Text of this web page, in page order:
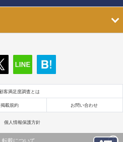
客満足度調査とは
掲載規約 お問い合わせ
個人情報保護方針
転載について